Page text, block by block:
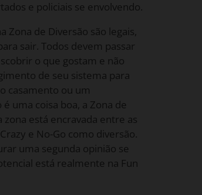
e policiais se envolvendo.
Zona de Diversão são legais,
sair. Todos devem passar
o que gostam e não
de seu sistema para
casamento ou um
uma coisa boa, a Zona de
está encravada entre as
e No-Go como diversão.
uma segunda opinião se
está realmente na Fun